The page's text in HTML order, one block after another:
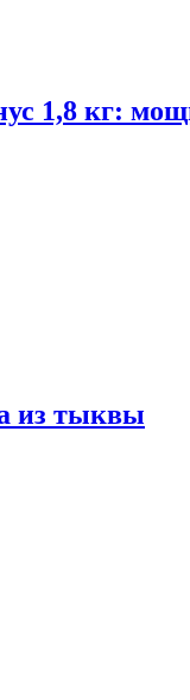
1,8 кг:
из тыквы